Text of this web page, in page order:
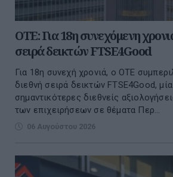
ΟΤΕ: Για 18η συνεχόμενη
σειρά δεικτών FTSE4Good
Για 18η συνεχή χρονιά, ο ΟΤΕ
διεθνή σειρά δεικτών FTSE4Good,
σημαντικότερες διεθνείς
των επιχειρήσεων σε θέματα Περ...
06 Αυγούστου 2026